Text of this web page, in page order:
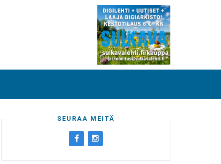
SEURAA MEITÄ